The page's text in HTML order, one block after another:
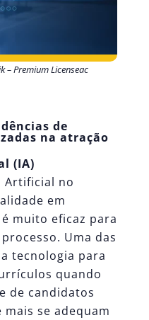
– Premium Licenseac
de
na atração
(IA)
Artificial no
em
muito eficaz para
Uma das
tecnologia para
quando
de candidatos
se adequam